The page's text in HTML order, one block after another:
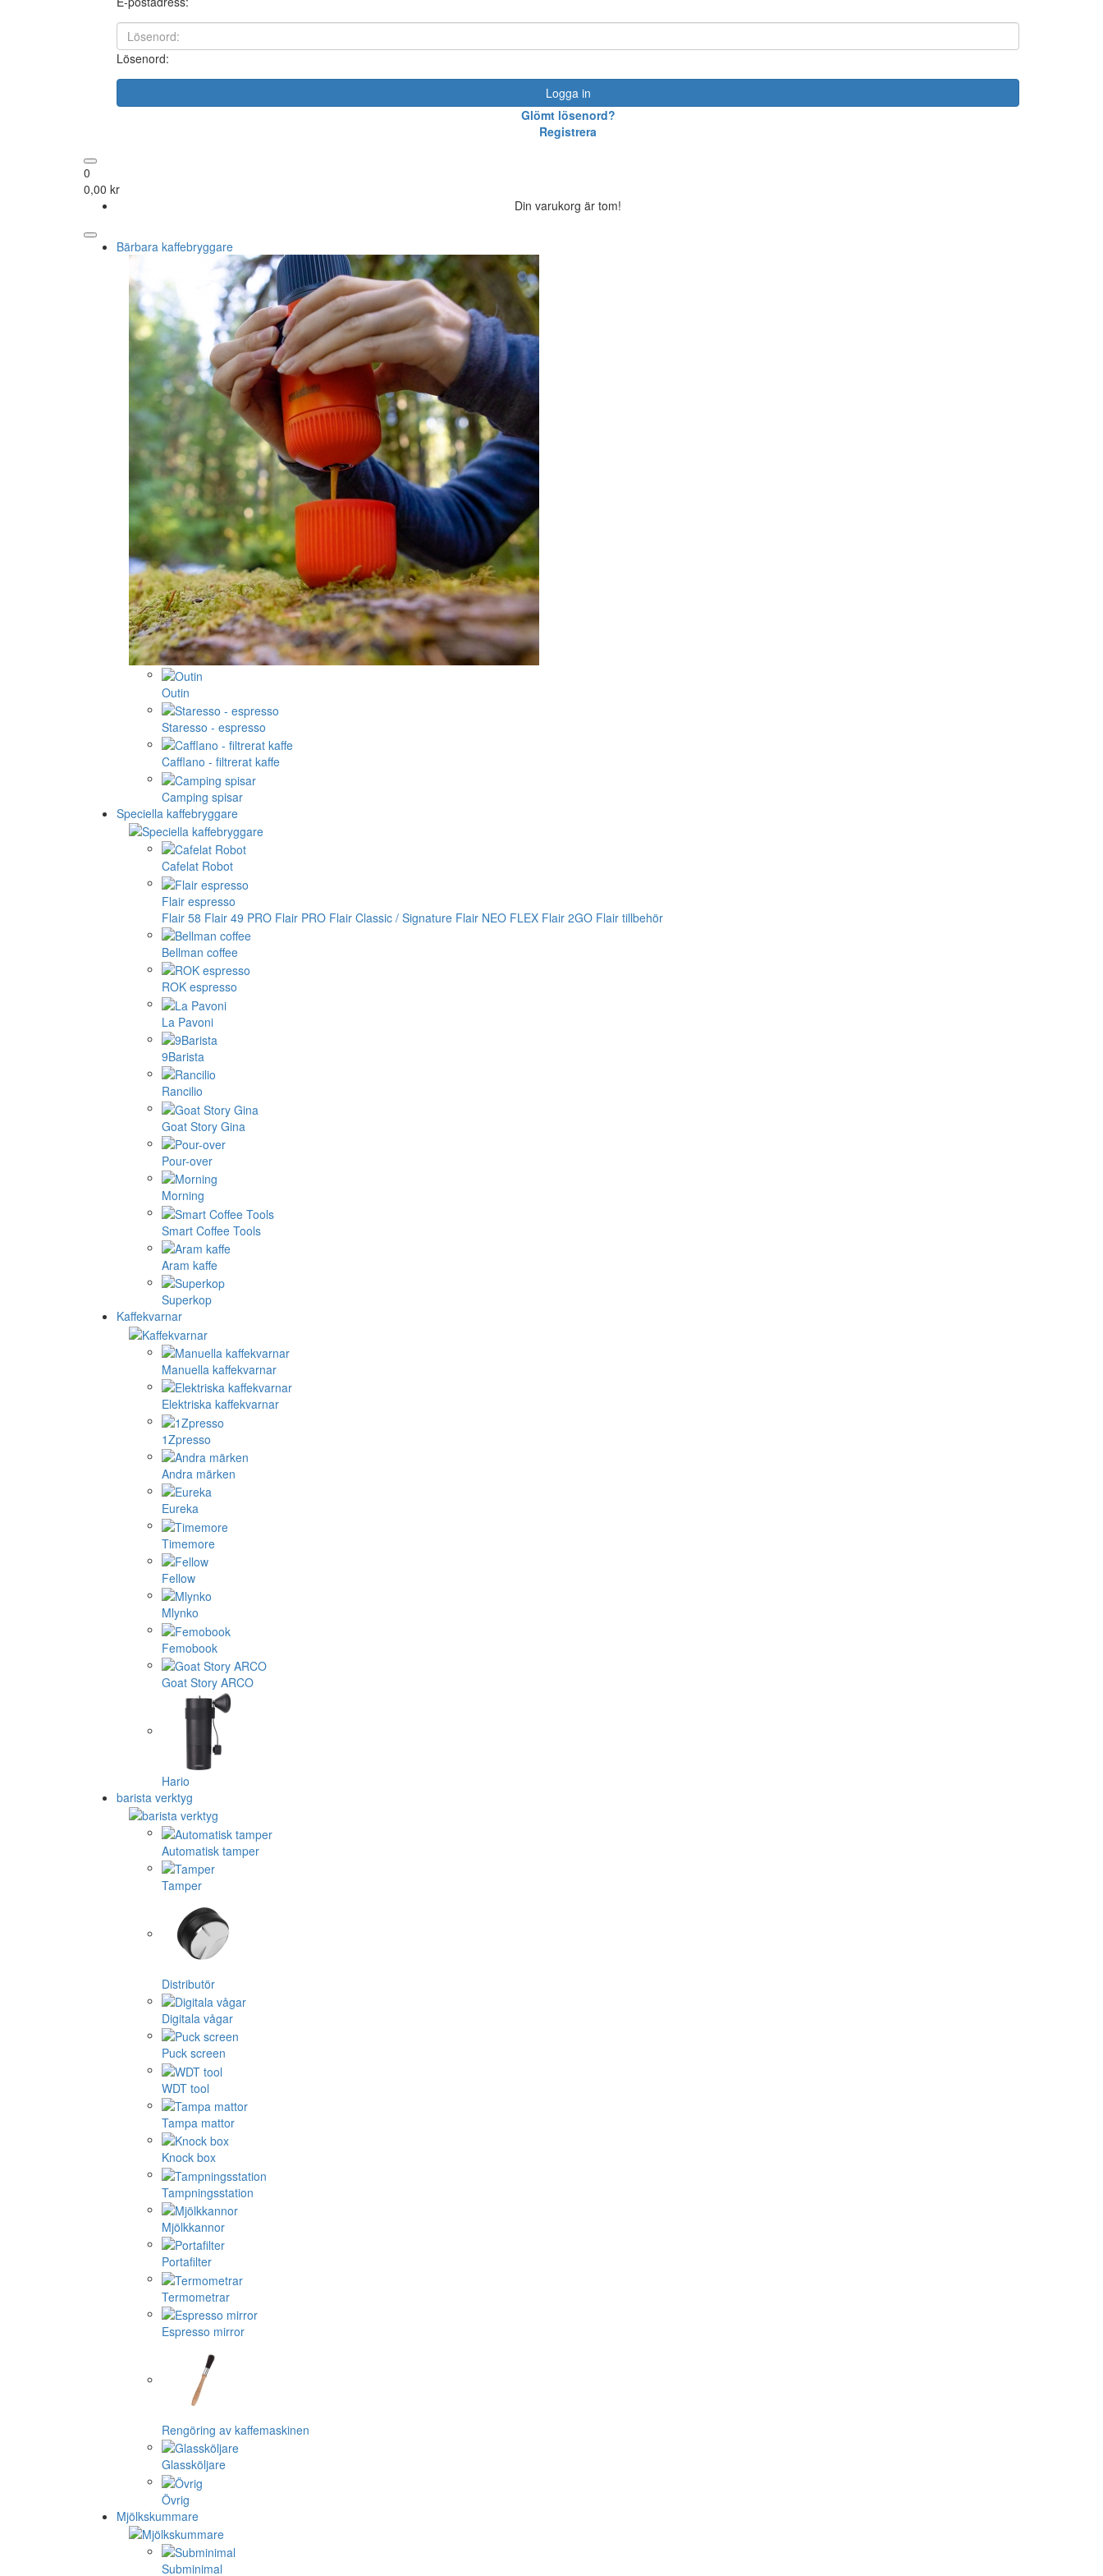
Lösenord:
Logga in
Glömt lösenord?
Registrera
0
0,00 kr
Din varukorg är tom!
Bärbara kaffebryggare
Outin
Staresso - espresso
Cafflano - filtrerat kaffe
Camping spisar
Speciella kaffebryggare
Cafelat Robot
Flair espresso
Flair 58 Flair 49 PRO Flair PRO Flair Classic / Signature Flair NEO FLEX Flair 2GO Flair tillbehör
Bellman coffee
ROK espresso
La Pavoni
9Barista
Rancilio
Goat Story Gina
Pour-over
Morning
Smart Coffee Tools
Aram kaffe
Superkop
Kaffekvarnar
Manuella kaffekvarnar
Elektriska kaffekvarnar
1Zpresso
Andra märken
Eureka
Timemore
Fellow
Mlynko
Femobook
Goat Story ARCO
Hario
barista verktyg
Automatisk tamper
Tamper
Distributör
Digitala vågar
Puck screen
WDT tool
Tampa mattor
Knock box
Tampningsstation
Mjölkkannor
Portafilter
Termometrar
Espresso mirror
Rengöring av kaffemaskinen
Glassköljare
Övrig
Mjölkskummare
Subminimal